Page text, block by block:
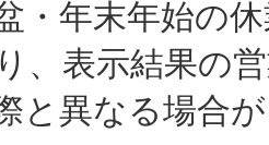
・年末年始の
、表示結果の
異なる場合が